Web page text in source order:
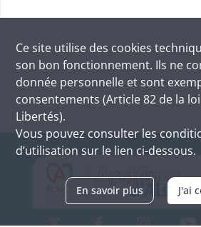
Ce site utilise des cookies
son bon fonctionnement. Ils ne
donnée personnelle et sont
consentements (Article 82 de la
Libertés).
Vous pouvez consulter les
d’utilisation sur le lien ci-dessous.
En savoir plus J'ai